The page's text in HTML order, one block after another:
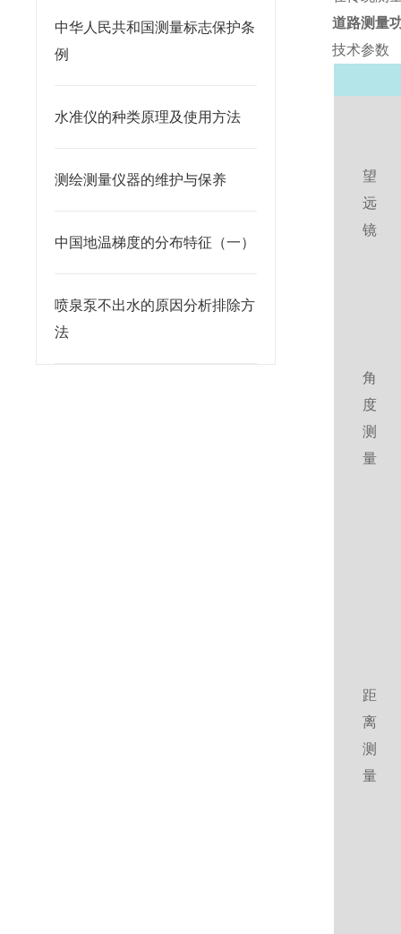
中华人民共和国测量标志保护条
例
水准仪的种类原理及使用方法
测绘测量仪器的维护与保养
中国地温梯度的分布特征（一）
喷泉泵不出水的原因分析排除方
法
道路测量
技术参数
望
远
镜
角
度
测
量
距
离
测
量